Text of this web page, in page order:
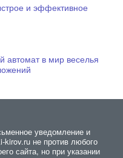
и эффективное
автомат в мир веселья
уведомление и
kirov.ru не против любого
сайта, но при указании